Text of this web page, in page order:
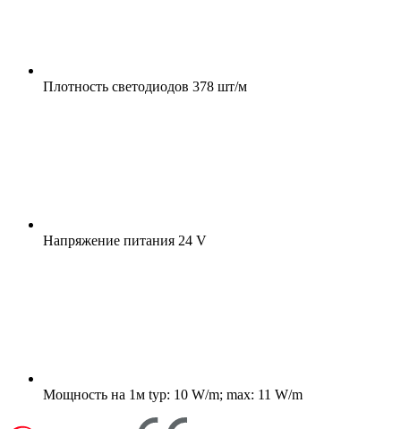
Плотность светодиодов 378 шт/м
Напряжение питания 24 V
Мощность на 1м typ: 10 W/m; max: 11 W/m